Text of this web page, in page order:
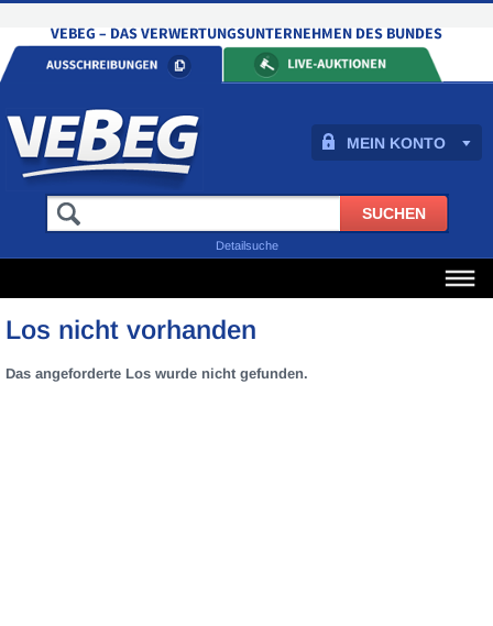
MEIN KONTO
Detailsuche
Los nicht vorhanden
Das angeforderte Los wurde nicht gefunden.